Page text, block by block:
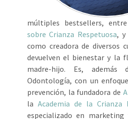
múltiples bestsellers,
sobre Crianza Respetuosa, y
como creadora de diversos
devuelven el bienestar y la
madre-hijo. Es, además
Odontología, con un
prevención, la fundadora de
la Academia de la Crianza
especializado en